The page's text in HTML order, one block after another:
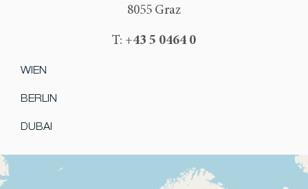
8055 Graz
T: +43 5 0464 0
WIEN
BERLIN
DUBAI